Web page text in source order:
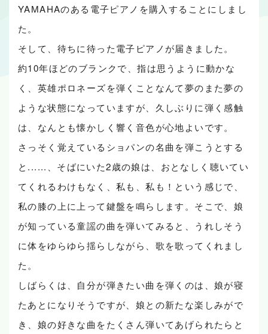
YAMAHAのある電子ピアノを購入することにしまし
た。
そして、待ちに待った電子ピアノが届きました。
約10年ほどのブランクで、指は思うように動かな
く、英雄ポロネーズを弾くことなんて夢のまた夢の
ような状態になっていますが、久しぶりに弾く感触
は、なんとも懐かしく響く音色が心地よいです。
さっそく覚えているショパンの名曲を弾こうとする
と......、そばにいた2歳の娘は、おとなしく聴いてい
てくれるわけもなく、私も、私も！という感じで、
私の膝の上に上って鍵盤を鳴らします。そこで、娘
が知っている童謡の曲を弾いてみると、うれしそう
に体をゆらゆら揺らしながら、歌を歌ってくれまし
た。
しばらくは、自分が弾きたい曲を弾くのは、娘が寝
たあとになりそうですが、娘との新たな楽しみがで
き、娘の好きな曲をたくさん弾いてあげられたらと